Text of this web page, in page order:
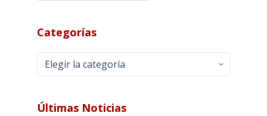
Categorías
Categorías
Últimas Noticias